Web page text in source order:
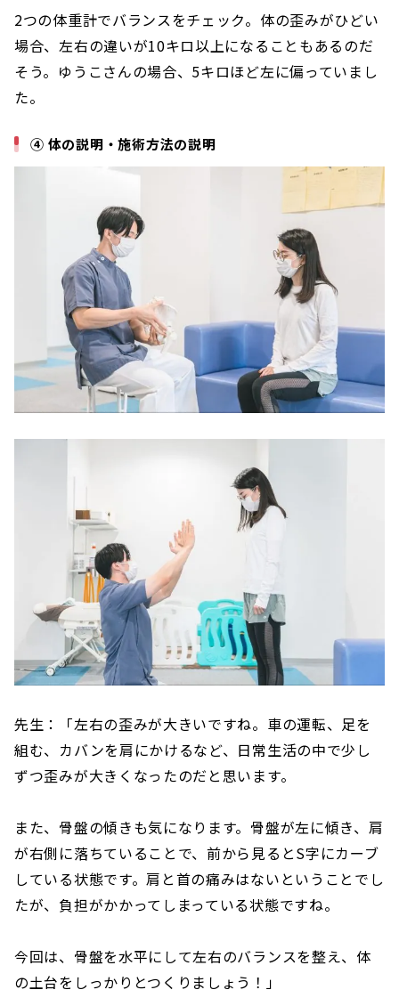
2つの体重計でバランスをチェック。体の歪みがひどい
場合、左右の違いが10キロ以上になることもあるのだ
そう。ゆうこさんの場合、5キロほど左に偏っていまし
た。
④ 体の説明・施術方法の説明
先生：「左右の歪みが大きいですね。車の運転、足を
組む、カバンを肩にかけるなど、日常生活の中で少し
ずつ歪みが大きくなったのだと思います。
また、骨盤の傾きも気になります。骨盤が左に傾き、肩
が右側に落ちていることで、前から見るとS字にカーブ
している状態です。肩と首の痛みはないということでし
たが、負担がかかってしまっている状態ですね。
今回は、骨盤を水平にして左右のバランスを整え、体
の土台をしっかりとつくりましょう！」